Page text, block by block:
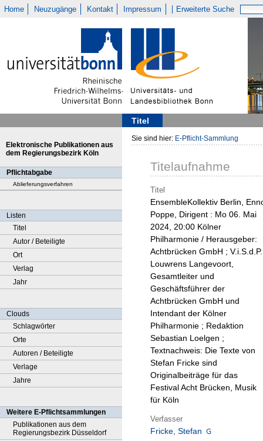
Home Neuzugänge Kontakt Impressum Erweiterte Suche
Titel
Elektronische Publikationen aus
dem Regierungsbezirk Köln
Pflichtabgabe
Ablieferungsverfahren
Listen
Titel
Autor / Beteiligte
Ort
Verlag
Jahr
Clouds
Schlagwörter
Orte
Autoren / Beteiligte
Verlage
Jahre
Weitere E-Pflichtsammlungen
Publikationen aus dem
Regierungsbezirk Düsseldorf
Sie sind hier: E-Pflicht-Sammlung
Titelaufnahme
Titel
EnsembleKollektiv Berlin,
Poppe, Dirigent : Mo 06. Mai
2024, 20:00 Kölner
Philharmonie / Herausgeber:
Achtbrücken GmbH ; V.i.S.d.P.
Louwrens Langevoort,
Gesamtleiter und
Geschäftsführer der
Achtbrücken GmbH und
Intendant der Kölner
Philharmonie ; Redaktion
Sebastian Loelgen ;
Textnachweis: Die Texte von
Stefan Fricke sind
Originalbeiträge für das
Festival Acht Brücken, Musik
für Köln
Verfasser
Fricke, Stefan